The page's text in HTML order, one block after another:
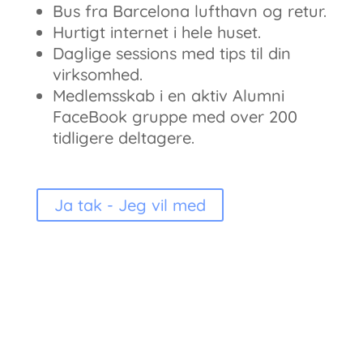
Bus fra Barcelona lufthavn og retur.
Hurtigt internet i hele huset.
Daglige sessions med tips til din
virksomhed.
Medlemsskab i en aktiv Alumni
FaceBook gruppe med over 200
tidligere deltagere.
Ja tak - Jeg vil med